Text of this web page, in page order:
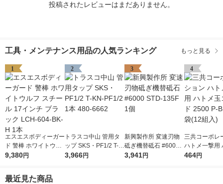
投稿されたレビューはまだありません。
工具・メンテナンス用品の人気ランキング もっと見る
1
エスエスボディーガー
ド 警棒 ホワイトウル
フ スチール 17インチ
9,380円
2
トラスコ中山 管用タ
ップ SKS・PF1/2 T-K
N-PF1/2 1本 480-666
3,966円
3
新興製作所 変速刃物
砥ぎ機替砥石 #6000
STD-135F 1個
3,941円
4
三共コーポレ
ハトメ一撃用
玉ゴールド
464円
最近見た商品